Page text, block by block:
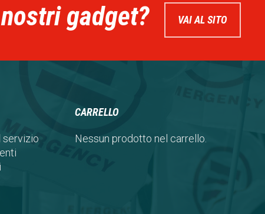
gadget? VAI AL SITO
servizio
CARRELLO
Nessun prodotto nel carrello.